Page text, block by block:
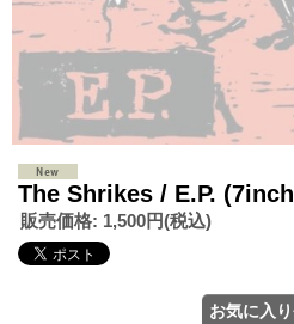
The Shrikes / E.P.
販売価格: 1,500円(税込)